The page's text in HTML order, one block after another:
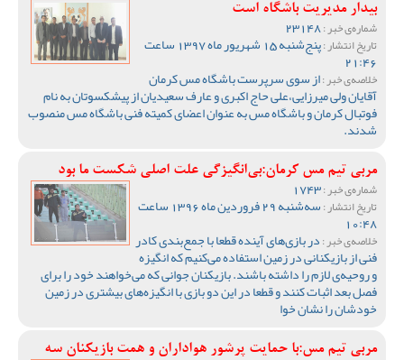
بیدار مدیریت باشگاه است
شماره‌ی خبر :
تاریخ انتشار : پنج‌شنبه 15 شهریور ماه 1397 ساعت
21:46
خلاصه‌ی خبر :از سوی سرپرست باشگاه مس کرمان
آقایان ولی میرزایی،علی حاج اکبری و عارف سعیدیان از پیشکسوتان به نام
فوتبال کرمان و باشگاه مس به عنوان اعضای کمیته فنی باشگاه مس منصوب
شدند.
مربی تیم مس کرمان:بی‌انگیزگی علت اصلی شکست ما بود
شماره‌ی خبر :
تاریخ انتشار : سه‌شنبه 29 فروردین ماه 1396 ساعت
10:48
خلاصه‌ی خبر :در بازی‌های آینده قطعا با جمع‌بندی کادر
فنی از بازیکنانی در زمین استفاده می‌کنیم که انگیزه
و روحیه‌ی لازم را داشته باشند. بازیکنان جوانی که می‌خواهند خود را برای
فصل بعد اثبات کنند و قطعا در این دو بازی با انگیزه‌های بیشتری در زمین
خودشان را نشان خوا
مربی تیم مس:با حمایت پرشور هواداران و همت بازیکنان سه